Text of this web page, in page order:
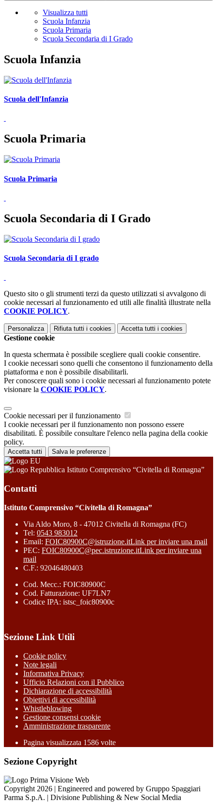
Visualizza tutti
Scuola Infanzia
Scuola Primaria
Scuola Secondaria di I Grado
Scuola Infanzia
Scuola dell'Infanzia
Scuola Primaria
Scuola Primaria
Scuola Secondaria di I Grado
Scuola Secondaria di I grado
Questo sito o gli strumenti terzi da questo utilizzati si avvalgono di
cookie necessari al funzionamento ed utili alle finalità illustrate nella
COOKIE POLICY.
Personalizza Rifiuta tutti i cookies Accetta tutti i cookies
Gestione cookie
In questa schermata è possibile scegliere quali cookie consentire.
I cookie necessari sono quelli che consentono il funzionamento della
piattaforma e non è possibile disabilitarli.
Per conoscere quali sono i cookie necessari al funzionamento potete
visionare la COOKIE POLICY.
Cookie necessari per il funzionamento
I cookie necessari per il funzionamento non possono essere
disabilitati. È possibile consultare l'elenco nella pagina della cookie
policy.
Accetta tutti Salva le preferenze
Istituto Comprensivo “Civitella di Romagna”
Contatti
Istituto Comprensivo “Civitella di Romagna”
Via Aldo Moro, 8 - 47012 Civitella di Romagna (FC)
Tel: 0543 983012
Email: FOIC80900C@istruzione.itLink per inviare una mail
PEC: FOIC80900C@pec.istruzione.itLink per inviare una
mail
C.F.: 92046480403
Cod. Mecc.: FOIC80900C
Cod. Fatturazione: UF7LN7
Codice IPA: istsc_foic80900c
Sezione Link Utili
Cookie policy
Note legali
Informativa Privacy
Ufficio Relazioni con il Pubblico
Dichiarazione di accessibilità
Obiettivi di accessibilità
Whistleblowing
Gestione consensi cookie
Amministrazione trasparente
Pagina visualizzata 1586 volte
Sezione Copyright
Copyright 2026 | Engineered and powered by Gruppo Spaggiari
Parma S.p.A. | Divisione Publishing & New Social Media